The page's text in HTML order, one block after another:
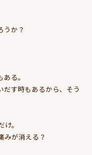
うか？
る。
だす時もあるから、そう
。
みが消える？